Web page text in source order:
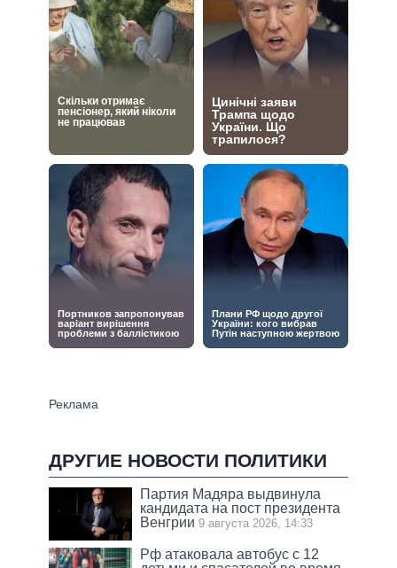
ДРУГИЕ НОВОСТИ ПОЛИТИКИ
Партия Мадяра выдвинула
кандидата на пост президента
Венгрии 9 августа 2026, 14:33
Рф атаковала автобус с 12